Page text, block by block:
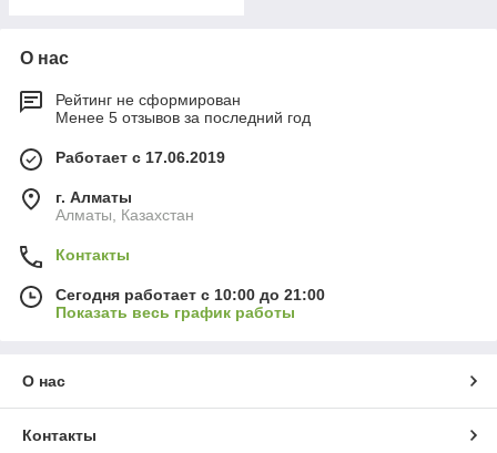
О нас
Рейтинг не сформирован
Менее 5 отзывов за последний год
Работает с 17.06.2019
г. Алматы
Алматы, Казахстан
Контакты
Сегодня работает с 10:00 до 21:00
Показать весь график работы
О нас
Контакты